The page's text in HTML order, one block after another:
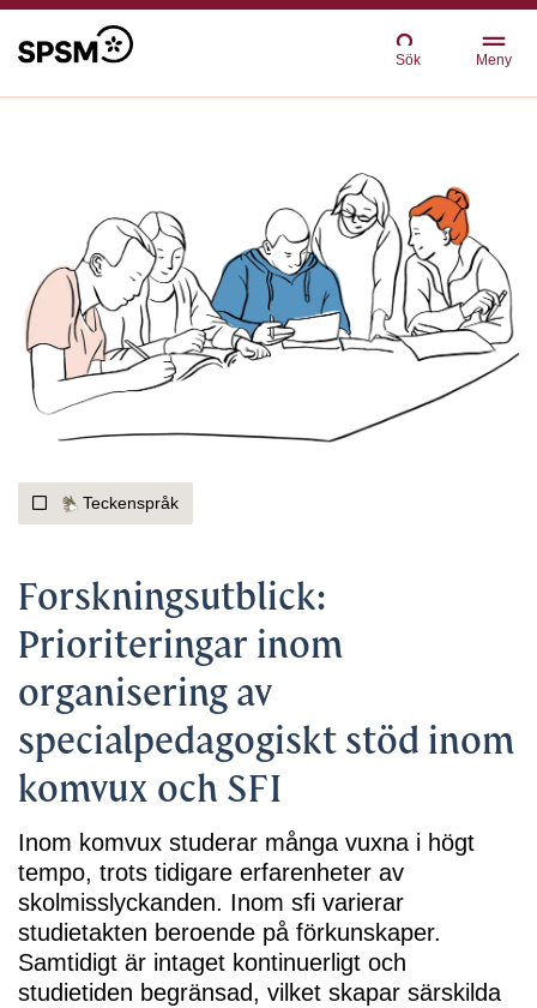
Sök Meny
Teckenspråk
Forskningsutblick:
Prioriteringar inom
organisering av
specialpedagogiskt stöd inom
komvux och SFI
Inom komvux studerar många vuxna i högt
tempo, trots tidigare erfarenheter av
skolmisslyckanden. Inom sfi varierar
studietakten beroende på förkunskaper.
Samtidigt är intaget kontinuerligt och
studietiden begränsad, vilket skapar särskilda